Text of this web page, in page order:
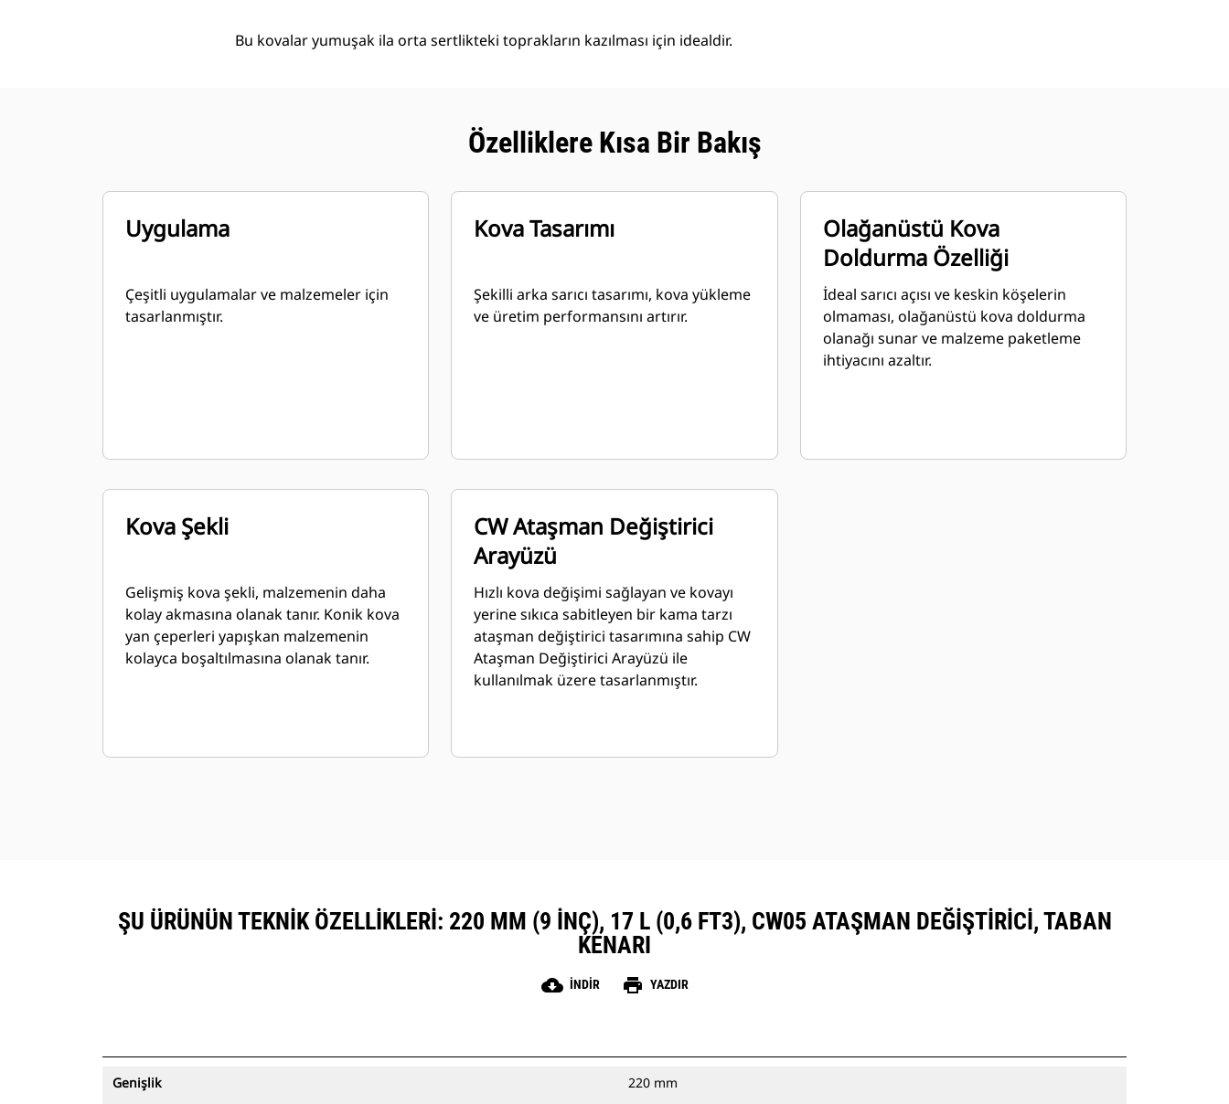
Bu kovalar yumuşak ila orta sertlikteki toprakların kazılması için idealdir.
Özelliklere Kısa Bir Bakış
Uygulama
Çeşitli uygulamalar ve malzemeler için
tasarlanmıştır.
Kova Tasarımı
Şekilli arka sarıcı tasarımı, kova yükleme
ve üretim performansını artırır.
Olağanüstü Kova
Doldurma Özelliği
İdeal sarıcı açısı ve keskin köşelerin
olmaması, olağanüstü kova doldurma
olanağı sunar ve malzeme paketleme
ihtiyacını azaltır.
Kova Şekli
Gelişmiş kova şekli, malzemenin daha
kolay akmasına olanak tanır. Konik kova
yan çeperleri yapışkan malzemenin
kolayca boşaltılmasına olanak tanır.
CW Ataşman Değiştirici
Arayüzü
Hızlı kova değişimi sağlayan ve kovayı
yerine sıkıca sabitleyen bir kama tarzı
ataşman değiştirici tasarımına sahip CW
Ataşman Değiştirici Arayüzü ile
kullanılmak üzere tasarlanmıştır.
ŞU ÜRÜNÜN TEKNIK ÖZELLIKLERI: 220 MM (9 INÇ), 17 L (0,6 FT3), CW05 ATAŞMAN DEĞIŞTIRICI, TABAN
KENARI
cloud_download İNDIR print YAZDIR
Genişlik 220 mm